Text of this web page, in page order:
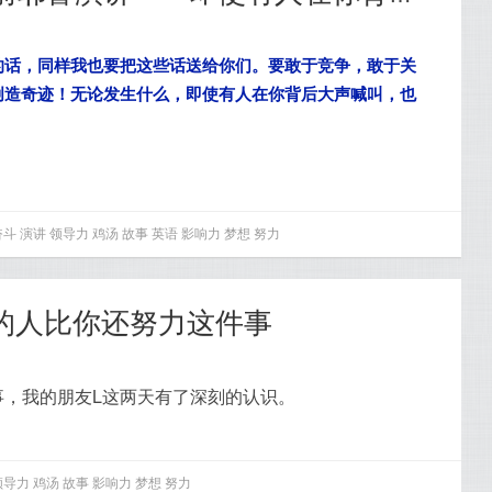
，同样我也要把这些话送给你们。要敢于竞争，敢于关
奇迹！无论发生什么，即使有人在你背后大声喊叫，也
斗 演讲 领导力 鸡汤 故事 英语 影响力 梦想 努力
人比你还努力这件事
我的朋友L这两天有了深刻的认识。
导力 鸡汤 故事 影响力 梦想 努力